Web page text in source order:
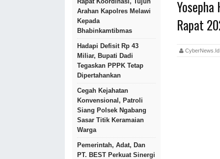
Arahan Kapolres Melawi
Kepada
Bhabinkamtibmas
Hadapi Defisit Rp 43
Miliar, Bupati Dadi
Tegaskan PPPK Tetap
Dipertahankan
Cegah Kejahatan
Konvensional, Patroli
Siang Polsek Ngabang
Sasar Titik Keramaian
Warga
Pemerintah, Adat, Dan
PT. BEST Perkuat Sinergi
Yosepha
Rapat